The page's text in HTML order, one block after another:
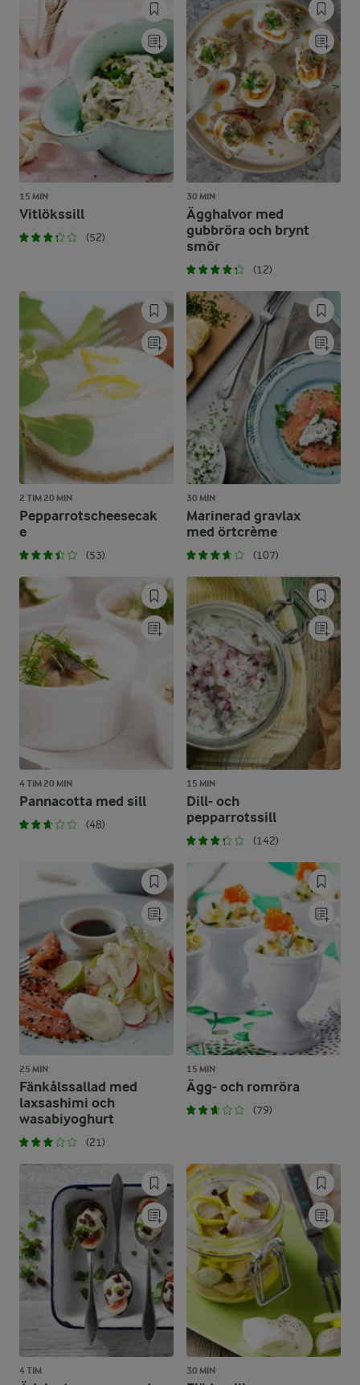
15 MIN
Vitlökssill
(52)
30 MIN
Ägghalvor med
gubbröra och brynt
smör
(12)
2 TIM 20 MIN
Pepparrotscheesecak
e
(53)
30 MIN
Marinerad gravlax
med örtcrème
(107)
4 TIM 20 MIN
Pannacotta med sill
(48)
15 MIN
Dill- och
pepparrotssill
(142)
25 MIN
Fänkålssallad med
laxsashimi och
wasabiyoghurt
(21)
15 MIN
Ägg- och romröra
(79)
4 TIM 30 MIN